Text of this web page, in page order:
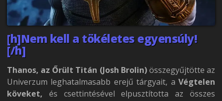
[h]Nem kell a tökéletes egyensúly!
[/h]
Thanos, az Őrült Titán (Josh Brolin)összegyűjtötte az
Univerzum leghatalmasabb erejű tárgyait, a Végtelen
köveket, és csettintésével elpusztította az összes